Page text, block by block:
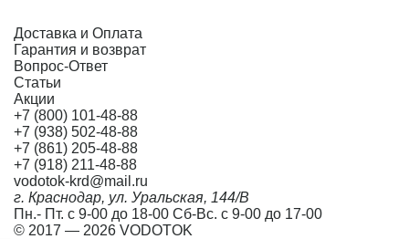
Доставка и Оплата
Гарантия и возврат
Вопрос-Ответ
Статьи
Акции
+7 (800) 101-48-88
+7 (938) 502-48-88
+7 (861) 205-48-88
+7 (918) 211-48-88
vodotok-krd@mail.ru
г. Краснодар, ул. Уральская, 144/В
Пн.- Пт. с 9-00 до 18-00 Сб-Вс. с 9-00 до 17-00
© 2017 — 2026 VODOTOK